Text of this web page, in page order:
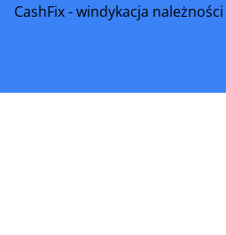
CashFix - windykacja należności